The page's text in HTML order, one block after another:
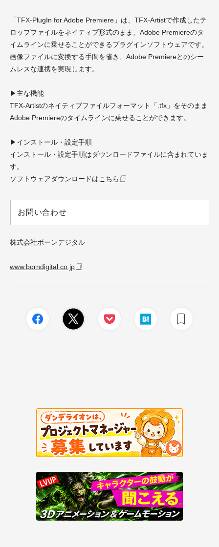
「TFX-PlugIn for Adobe Premiere」は、TFX-Artistで作成したテ
ロップファイルをネイティブ形式のまま、Adobe Premiereのタ
イムラインに乗せることができるプラグインソフトウェアです。
画像ファイルに変換する手間を省き、Adobe Premiereとのシー
ムレスな連携を実現します。
▶︎主な機能
TFX-Artistのネイティブファイルフォーマット「.tfx」をそのまま
Adobe Premiereのタイムラインに乗せることができます。
▶︎インストール・設定手順
インストール・設定手順はダウンロードファイルに含まれていま
す。
ソフトウェアダウンロードはこちら
お問い合わせ
株式会社ボーンデジタル
www.borndigital.co.jp